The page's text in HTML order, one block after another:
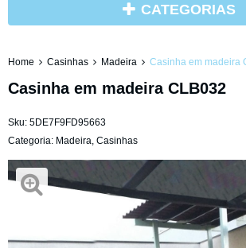
CATEGORIAS
Home Casinhas Madeira Casinha em madeira
Casinha em madeira CLB032
Sku: 5DE7F9FD95663
Categoria: Madeira, Casinhas